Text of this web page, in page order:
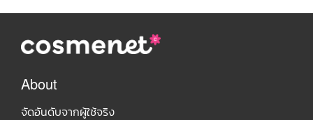
About
จัดอันดับจากผู้ใช้จริง